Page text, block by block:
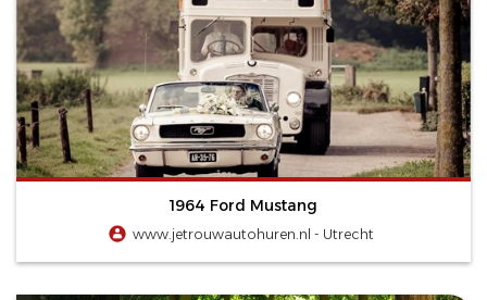
1964 Ford Mustang
www.jetrouwautohuren.nl - Utrecht